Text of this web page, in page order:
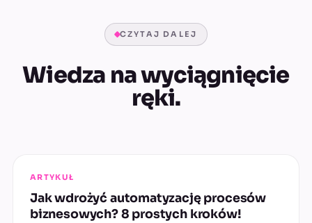
CZYTAJ DALEJ
Wiedza na wyciągnięcie
ręki.
ARTYKUŁ
Jak wdrożyć automatyzację procesów
biznesowych? 8 prostych kroków!